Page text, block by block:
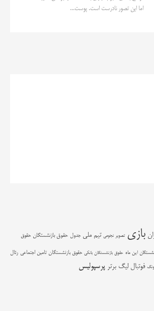
اما این تصور نادرست است. پوست...
بازی تصویر نجومی تیم ملی جدول حقوق بازنشستگان حقوق
این ماه حقوق بازنشستگان بانکی حقوق بازنشستگان تامین اجتماعی رئال
فوتبال لیگ برتر پرسپولیس